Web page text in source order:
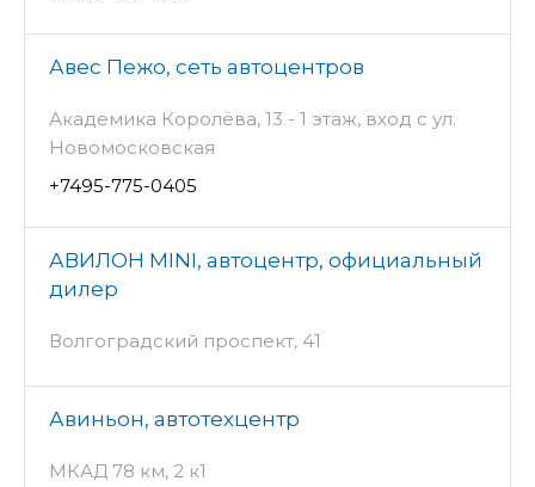
Авес Пежо, сеть автоцентров
Академика Королёва, 13 - 1 этаж, вход с ул.
Новомосковская
+7495-775-0405
АВИЛОН MINI, автоцентр, официальный
дилер
Волгоградский проспект, 41
Авиньон, автотехцентр
МКАД 78 км, 2 к1